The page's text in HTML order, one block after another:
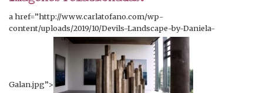
a href=”http://www.carlatofano.com/wp-
content/uploads/2019/10/Devils-Landscape-by-Daniela-
Galan.jpg”>